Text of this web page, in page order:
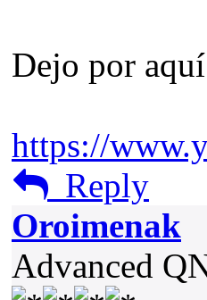
Dejo por
https://
Reply
Oroimenak
Advanced